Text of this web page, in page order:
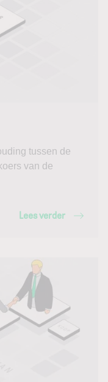
tussen de
van de
Lees verder